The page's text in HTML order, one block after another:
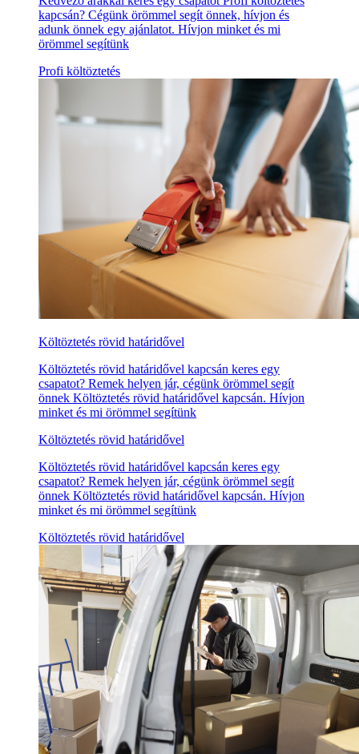
kapcsán? Cégünk örömmel segít önnek, hívjon és
adunk önnek egy ajánlatot. Hívjon minket és mi
örömmel segítünk
Profi költöztetés
Költöztetés rövid határidővel
Költöztetés rövid határidővel kapcsán keres egy
csapatot? Remek helyen jár, cégünk örömmel segít
önnek Költöztetés rövid határidővel kapcsán. Hívjon
minket és mi örömmel segítünk
Költöztetés rövid határidővel
Költöztetés rövid határidővel kapcsán keres egy
csapatot? Remek helyen jár, cégünk örömmel segít
önnek Költöztetés rövid határidővel kapcsán. Hívjon
minket és mi örömmel segítünk
Költöztetés rövid határidővel